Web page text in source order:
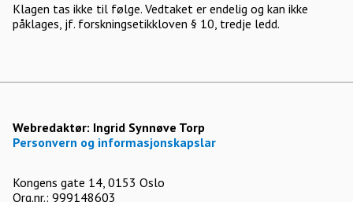
Klagen tas ikke til følge. Vedtaket er endelig og kan ikke
påklages, jf. forskningsetikkloven § 10, tredje ledd.
Webredaktør: Ingrid Synnøve Torp
Personvern og informasjonskapslar
Kongens gate 14, 0153 Oslo
Org.nr.: 999148603